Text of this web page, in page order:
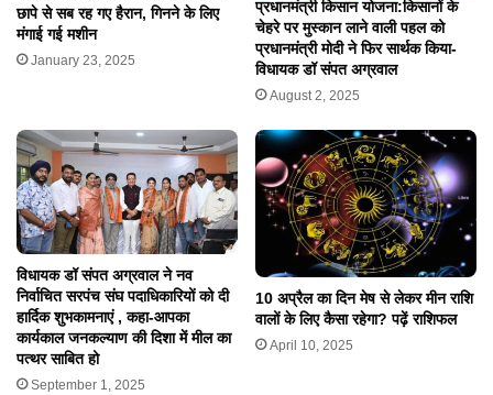
छापे से सब रह गए हैरान, गिनने के लिए
मंगाई गई मशीन
January 23, 2025
प्रधानमंत्री किसान योजना:किसानों के
चेहरे पर मुस्कान लाने वाली पहल को
प्रधानमंत्री मोदी ने फिर सार्थक किया-
विधायक डॉ संपत अग्रवाल
August 2, 2025
विधायक डॉ संपत अग्रवाल ने नव
निर्वाचित सरपंच संघ पदाधिकारियों को दी
हार्दिक शुभकामनाएं , कहा-आपका
कार्यकाल जनकल्याण की दिशा में मील का
पत्थर साबित हो
September 1, 2025
10 अप्रैल का दिन मेष से लेकर मीन राशि
वालों के लिए कैसा रहेगा? पढ़ें राशिफल
April 10, 2025